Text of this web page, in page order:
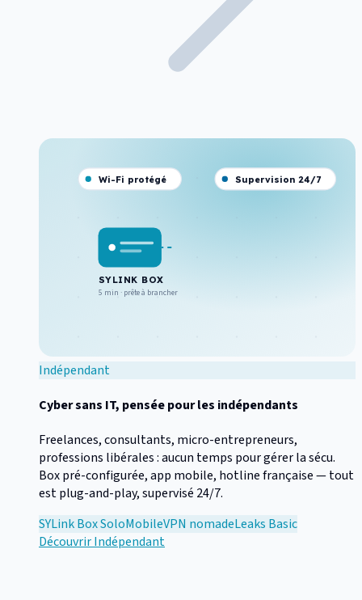
SYLINK BOX
5 min · prête à brancher
Wi-Fi protégé Supervision 24/7
Indépendant
Cyber sans IT, pensée pour les indépendants
Freelances, consultants, micro-entrepreneurs,
professions libérales : aucun temps pour gérer la sécu.
Box pré-configurée, app mobile, hotline française — tout
est plug-and-play, supervisé 24/7.
SYLink Box SoloMobileVPN nomadeLeaks Basic
DécouvrirIndépendant